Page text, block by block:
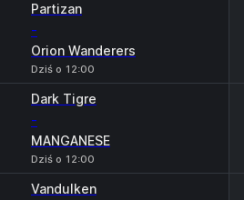
Partizan
-
Orion Wanderers
Dziś o 12:00
Dark Tigre
-
MANGANESE
Dziś o 12:00
Vandulken